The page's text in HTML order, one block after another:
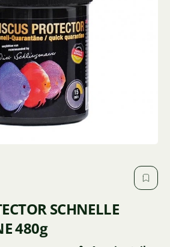
SCHNELLE
480g